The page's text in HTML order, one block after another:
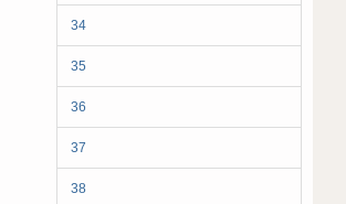
34
35
36
37
38